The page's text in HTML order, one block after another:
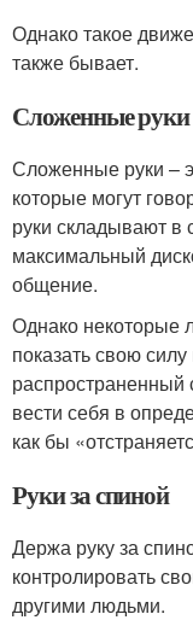
Однако такое
также бывает.
Сложенные руки
Сложенные руки –
которые могут
руки складывают в
максимальный
общение.
Однако некоторые
показать свою
распространенный
вести себя в
как бы
Руки за спиной
Держа руку за
контролировать
другими людьми.